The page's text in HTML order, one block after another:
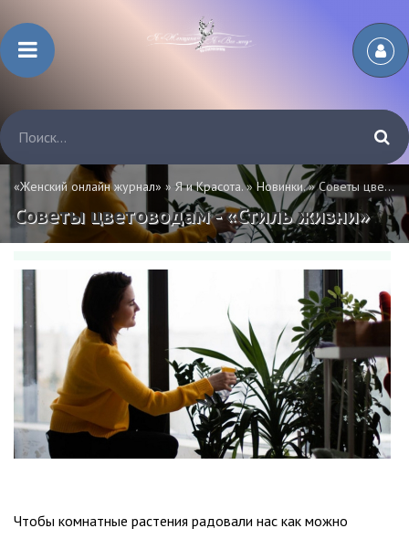
«Женский онлайн журнал» » Я и Красота.»Новинки.» Советы цветоводам - «Стиль жизни»
Советы цветоводам - «Стиль жизни»
Чтобы комнатные растения радовали нас как можно